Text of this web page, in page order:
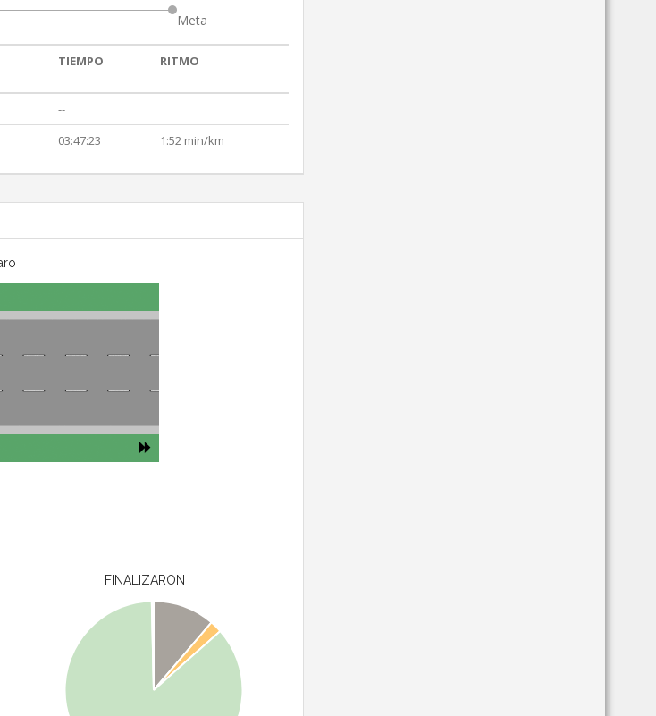
Meta
TIEMPO RITMO
--
03:47:23 1:52 min/km
FINALIZARON